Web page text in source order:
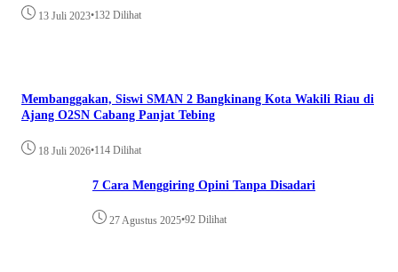
13 Juli 2023•132 Dilihat
Membanggakan, Siswi SMAN 2 Bangkinang Kota Wakili Riau di
Ajang O2SN Cabang Panjat Tebing
18 Juli 2026•114 Dilihat
7 Cara Menggiring Opini Tanpa Disadari
27 Agustus 2025•92 Dilihat